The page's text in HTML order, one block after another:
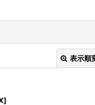
表示順
]